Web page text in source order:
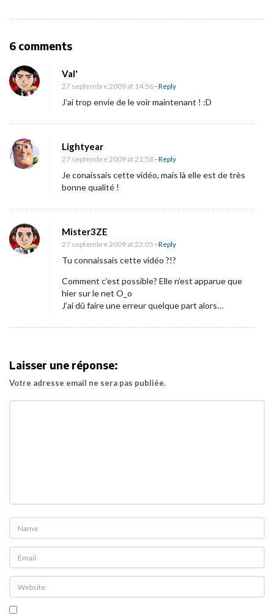
6 commentsO
E
L
U
S
I
F
!
U
n
e
f
e
a
t
r
«
L
d
Val'
27 septembre 2009 at 14:56- Reply
J’ai trop envie de le voir maintenant ! :D
Lightyear
27 septembre 2009 at 21:58- Reply
Je conaissais cette vidéo, mais là elle est de très
bonne qualité !
Mister3ZE
27 septembre 2009 at 22:05 - Reply
Tu connaissais cette vidéo ?!?
Comment c’est possible? Elle n’est apparue que
hier sur le net O_o
J’ai dû faire une erreur quelque part alors…
Laisser une réponse:
Votre adresse email ne sera pas publiée.